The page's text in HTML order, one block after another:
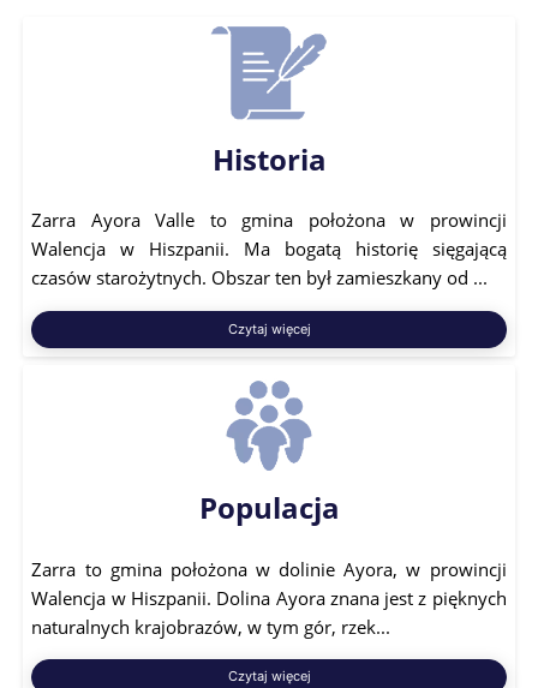
Historia
Zarra Ayora Valle to gmina położona w prowincji
Walencja w Hiszpanii. Ma bogatą historię sięgającą
czasów starożytnych. Obszar ten był zamieszkany od ...
Czytaj więcej
Populacja
Zarra to gmina położona w dolinie Ayora, w prowincji
Walencja w Hiszpanii. Dolina Ayora znana jest z pięknych
naturalnych krajobrazów, w tym gór, rzek...
Czytaj więcej